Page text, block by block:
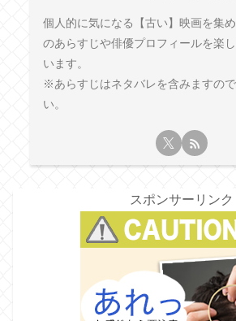
個人的に気になる【古い】映画を集
のあらすじや俳優プロフィールを楽
います。
※あらすじはネタバレを含みますの
い。
スポンサーリンク